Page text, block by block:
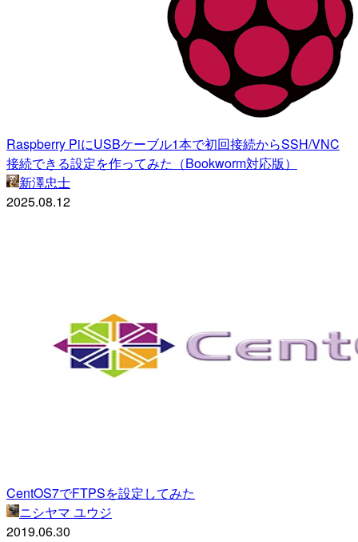
Raspberry PiにUSBケーブル1本で初回接続からSSH/VNC
接続できる設定を作ってみた（Bookworm対応版）
新澤忠士
2025.08.12
CentOS7でFTPSを設定してみた
ニシヤマ ユウジ
2019.06.30